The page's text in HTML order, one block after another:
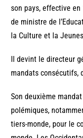
son pays, effective
de ministre de
la Culture et la
Il devint le directeur
mandats consécutifs,
Son deuxième mandat
polémiques,
tiers-monde, pour le